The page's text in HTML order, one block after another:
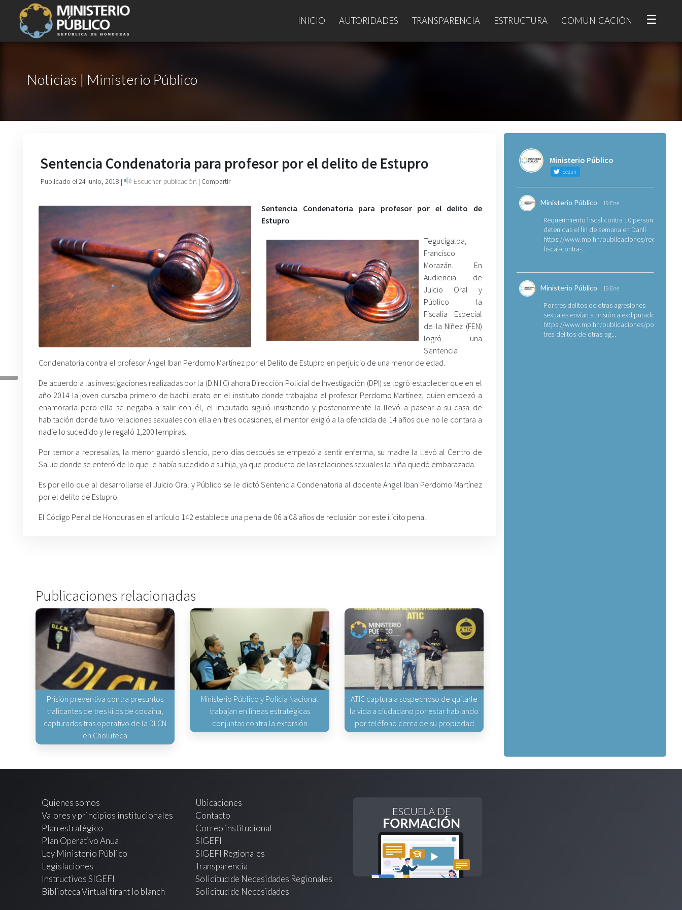
INICIO AUTORIDADES TRANSPARENCIA ESTRUCTURA COMUNICACIÓN ☰
Noticias | Ministerio Público
Sentencia Condenatoria para profesor por el delito de Estupro
Publicado el 24 junio, 2018 | Escuchar publicación | Compartir
Sentencia Condenatoria para profesor por el delito de
Estupro
Tegucigalpa,
Francisco
Morazán. En
Audiencia de
Juicio Oral y
Público la
Fiscalía Especial
de la Niñez (FEN)
logró una
Sentencia
Condenatoria contra el profesor Ángel Iban Perdomo Martínez por el Delito de Estupro en perjuicio de una menor de edad.
De acuerdo a las investigaciones realizadas por la (D.N.I.C) ahora Dirección Policial de Investigación (DPI) se logró establecer que en el
año 2014 la joven cursaba primero de bachillerato en el instituto donde trabajaba el profesor Perdomo Martínez, quien empezó a
enamorarla pero ella se negaba a salir con él, el imputado siguió insistiendo y posteriormente la llevó a pasear a su casa de
habitación donde tuvo relaciones sexuales con ella en tres ocasiones, el mentor exigió a la ofendida de 14 años que no le contara a
nadie lo sucedido y le regaló 1,200 lempiras.
Por temor a represalias, la menor guardó silencio, pero días después se empezó a sentir enferma, su madre la llevó al Centro de
Salud donde se enteró de lo que le había sucedido a su hija, ya que producto de las relaciones sexuales la niña quedó embarazada.
Es por ello que al desarrollarse el Juicio Oral y Público se le dictó Sentencia Condenatoria al docente Ángel Iban Perdomo Martínez
por el delito de Estupro.
El Código Penal de Honduras en el artículo 142 establece una pena de 06 a 08 años de reclusión por este ilícito penal.
Publicaciones relacionadas
Prisión preventiva contra presuntos
traficantes de tres kilos de cocaína,
capturados tras operativo de la DLCN
en Choluteca
Ministerio Público y Policía Nacional
trabajan en líneas estratégicas
conjuntas contra la extorsión
ATIC captura a sospechoso de quitarle
la vida a ciudadano por estar hablando
por teléfono cerca de su propiedad
Ministerio Público
Seguir
Ministerio Público 19 Ene
Requerimiento fiscal contra 10 personas
detenidas el fin de semana en Danlí
https://www.mp.hn/publicaciones/
fiscal-contra-...
Ministerio Público 19 Ene
Por tres delitos de otras agresiones
sexuales envían a prisión a exdiputado
https://www.mp.hn/publicaciones/por-
tres-delitos-de-otras-ag...
Quienes somos
Valores y principios institucionales
Plan estratégico
Plan Operativo Anual
Ley Ministerio Público
Legislaciones
Instructivos SIGEFI
Biblioteca Virtual tirant lo blanch
Ubicaciones
Contacto
Correo institucional
SIGEFI
SIGEFI Regionales
Transparencia
Solicitud de Necesidades Regionales
Solicitud de Necesidades